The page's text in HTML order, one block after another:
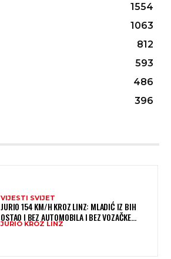
1554
1063
812
593
486
396
VIJESTI SVIJET
JURIO 154 KM/H KROZ LINZ: MLADIĆ IZ BIH
OSTAO I BEZ AUTOMOBILA I BEZ VOZAČKE
DOZVOLE
JURIO KROZ LINZ